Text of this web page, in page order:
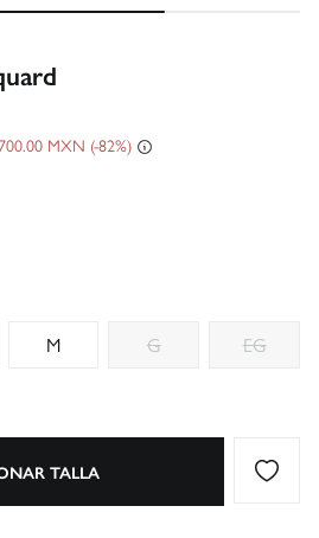
MXN 82
M G EG
TALLA